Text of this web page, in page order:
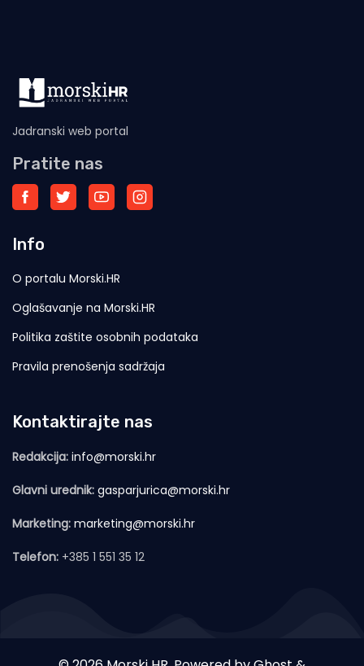
Jadranski web portal
Pratite nas
Info
O portalu Morski.HR
Oglašavanje na Morski.HR
Politika zaštite osobnih podataka
Pravila prenošenja sadržaja
Kontaktirajte nas
Redakcija: info@morski.hr
Glavni urednik: gasparjurica@morski.hr
Marketing: marketing@morski.hr
Telefon: +385 1 551 35 12